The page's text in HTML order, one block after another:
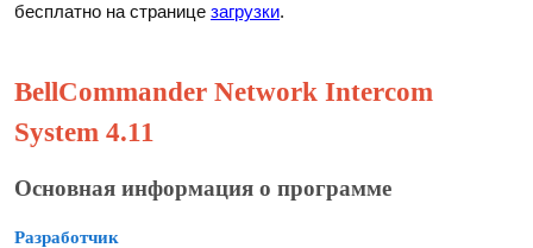
бесплатно на странице загрузки.
BellCommander Network Intercom
System 4.11
Основная информация о программе
Разработчик